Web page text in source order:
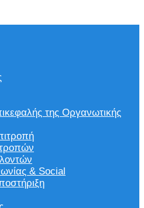
της Οργανωτικής
& Social